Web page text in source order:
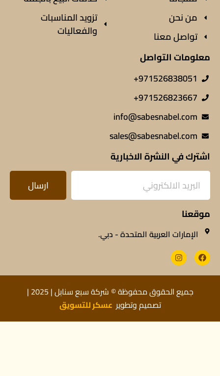
من نحن
تواصل معنا
تزويد المناسبات
والفعاليات
معلومات التواصل
971526838051+
971526823667+
info@sabesnabel.com
sales@sabesnabel.com
اشترك في النشرة الاخبارية
ارسال
موقعنا
الإمارات العربية المتحدة - دبي.
جميع الحقوق محفوظة © شركة سبع سنابل | 2025 |
تصميم وتطوير عسكر للتسويق
Optimized by Seraphinite Accelerator
Turns on site high speed to be attractive for people and search engines.